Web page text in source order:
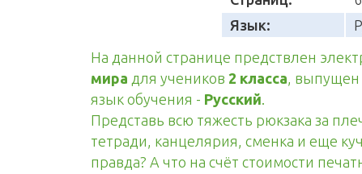
Язык:
На данной странице предствлен
мира для учеников 2 класса, выпущен
язык обучения - Русский.
Представь всю тяжесть рюкзака за
тетради, канцелярия, сменка и еще
правда? А что на счёт стоимости